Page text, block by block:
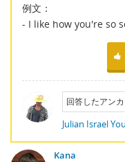
例文：
- I like how you're so
回答したアン
Julian Israel
Kana